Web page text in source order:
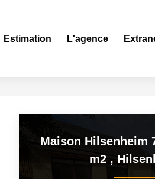
Estimation L'agence
Maison Hilsenheim
m2 ,